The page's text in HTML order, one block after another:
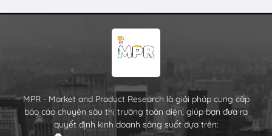
MPR - Market and Product Research là giải pháp cung cấp
báo cáo chuyên sâu thị trường toàn diện, giúp bạn đưa ra
quyết định kinh doanh sáng suốt dựa trên: